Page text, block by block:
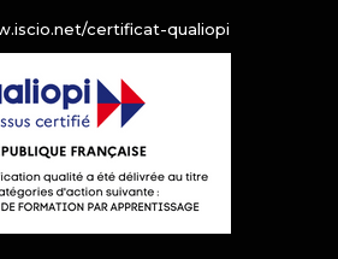
certificat-qualiopi